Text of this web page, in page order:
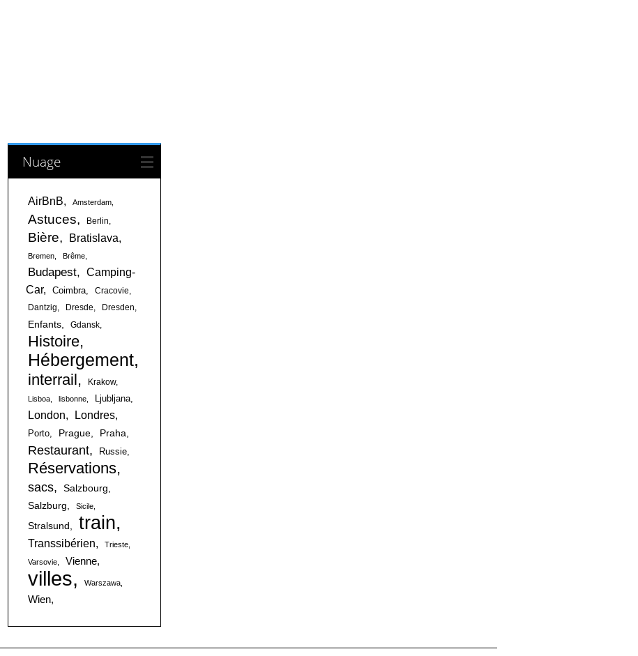
Nuage
AirBnB Amsterdam
Astuces Berlin
Bière Bratislava
Bremen Brême
Budapest
Camping-
Car
Coimbra
Cracovie
Dantzig
Dresde Dresden
Enfants Gdansk
Histoire
Hébergement
interrail Krakow
Lisboa lisbonne Ljubljana
London Londres
Porto Prague Praha
Restaurant Russie
Réservations
sacs
Salzbourg
Salzburg
Sicile
Stralsund train
Transsibérien Trieste
Varsovie Vienne
villes Warszawa
Wien